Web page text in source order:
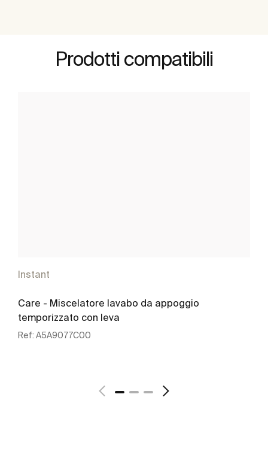
Prodotti compatibili
Instant
Care - Miscelatore lavabo da appoggio
temporizzato con leva
Ref: A5A9077C00